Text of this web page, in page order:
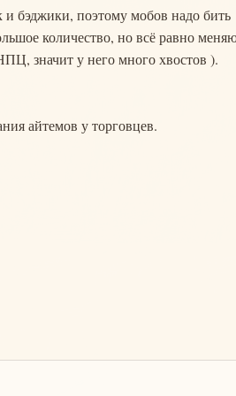
бэджики, поэтому мобов надо бить
количество, но всё равно
значит у него много хвостов ).
айтемов у торговцев.